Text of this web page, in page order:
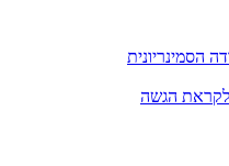
הסמינריונית
לקראת הגשה